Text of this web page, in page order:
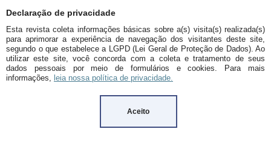
Declaração de privacidade
Esta revista coleta informações básicas sobre a(s) visita(s) realizada(s)
para aprimorar a experiência de navegação dos visitantes deste site,
segundo o que estabelece a LGPD (Lei Geral de Proteção de Dados). Ao
utilizar este site, você concorda com a coleta e tratamento de seus
dados pessoais por meio de formulários e cookies. Para mais
informações, leia nossa política de privacidade.
Aceito